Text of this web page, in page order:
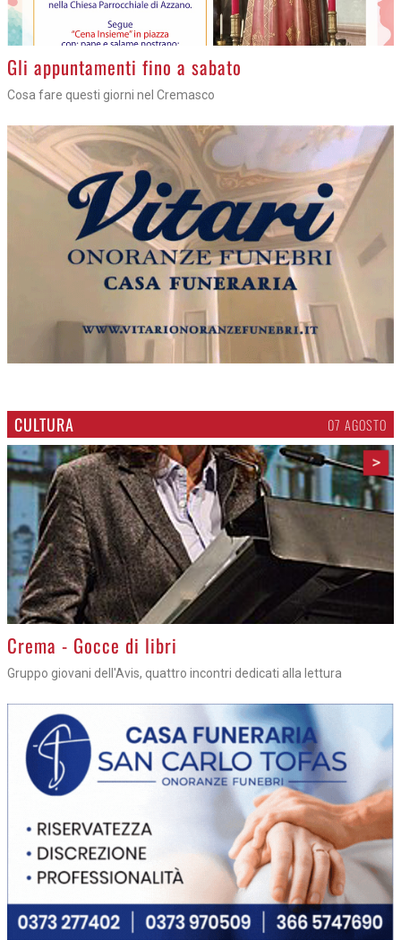
Gli appuntamenti fino a sabato
Cosa fare questi giorni nel Cremasco
CULTURA 07 AGOSTO
>
Crema - Gocce di libri
Gruppo giovani dell'Avis, quattro incontri dedicati alla lettura